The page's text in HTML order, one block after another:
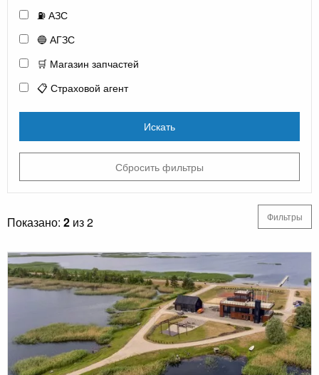
⛽ АЗС
🔵 АГЗС
🛒 Магазин запчастей
📋 Страховой агент
Искать
Сбросить фильтры
Показано: 2 из 2 Фильтры